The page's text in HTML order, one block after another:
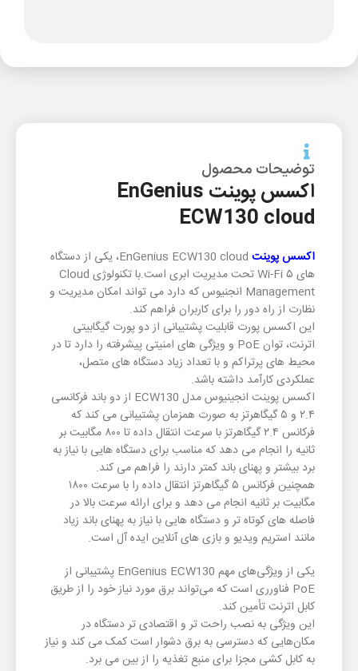
توضیحات محصول
اکسس پوینت EnGenius
ECW130 cloud
اکسس پوینت
EnGenius ECW130 cloud، یکی از دستگاه‌
های Wi-Fi ۵ تحت مدیریت ابری است.با تکنولوژی Cloud
Management انجنیوس که دارد می تواند امکان مدیریت و
نظارت از راه دور را برای کاربران فراهم کند.
این اکسس پورت قابلیت پشتیبانی از دو پورت گیگابیتی
اترنت، توان PoE و ویژگی‌ های امنیتی پیشرفته را دارد تا در
محیط ‌های پرتراکم و با تعداد زیاد دستگاه‌ های متصل،
عملکردی کارآمد داشته باشد.
اکسس پوینت انجینیوس مدل ECW130 از دو باند فرکانسی
۲.۴ و ۵ گیگاهرتز به صورت همزمان پشتیبانی می ‌کند که
فرکانس ۲.۴ گیگاهرتز با سرعت انتقال داده تا ۸۰۰ مگابیت بر
ثانیه را انجام می دهد که مناسب برای دستگاه‌ هایی با نیاز به
برد بیشتر و پهنای باند کمتر دارند را فراهم می کند.
همچنین فرکانس ۵ گیگاهرتز انتقال داده را با سرعت ۱۸۰۰
مگابیت بر ثانیه انجام می دهد و برای ارائه سرعت بالا در
فاصله ‌های کوتاه ‌تر و دستگاه‌ هایی با نیاز به پهنای باند زیاد
مانند استریم ویدیو و بازی‌ های آنلاین ایده ‌آل است.
یکی از ویژگی‌های مهم EnGenius ECW130 پشتیبانی از
PoE فناورری است که می‌تواند برق مورد نیاز خود را از طریق
کابل اترنت تأمین کند.
این ویژگی به نصب راحت تر و اقتصادی ‌تر دستگاه در
مکان‌هایی که دسترسی به برق دشوار است کمک می‌ کند و نیاز
به کابل ‌کشی مجزا برای منبع تغذیه را از بین می ‌برد.